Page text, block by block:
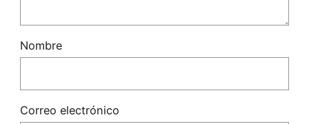
Nombre
Correo electrónico